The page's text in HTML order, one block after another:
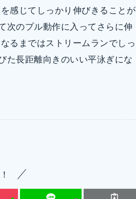
感じてしっかり伸びきることが
次のプル動作に入ってさらに伸
るまではストリームランでしっ
た長距離向きのいい平泳ぎにな